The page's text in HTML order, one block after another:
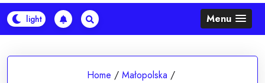
Menu
Home / Małopolska /